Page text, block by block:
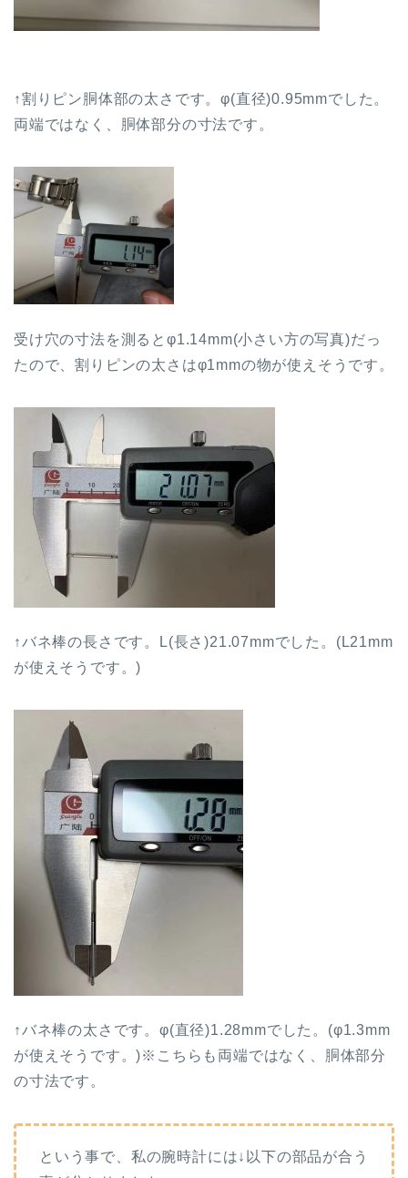
↑割りピン胴体部の太さです。φ(直径)0.95mmでした。
両端ではなく、胴体部分の寸法です。
受け穴の寸法を測るとφ1.14mm(小さい方の写真)だっ
たので、割りピンの太さはφ1mmの物が使えそうです。
↑バネ棒の長さです。L(長さ)21.07mmでした。(L21mm
が使えそうです。)
↑バネ棒の太さです。φ(直径)1.28mmでした。(φ1.3mm
が使えそうです。)※こちらも両端ではなく、胴体部分
の寸法です。
という事で、私の腕時計には↓以下の部品が合う